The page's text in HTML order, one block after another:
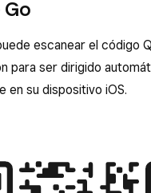
Go
escanear el código
para ser dirigido
en su dispositivo iOS.